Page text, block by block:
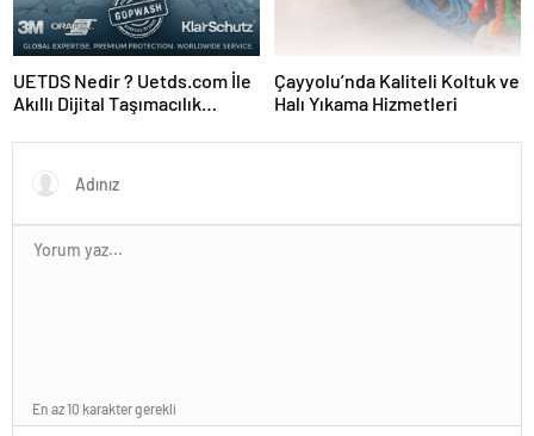
UETDS Nedir ? Uetds.com İle
Akıllı Dijital Taşımacılık
Çayyolu’nda Kaliteli Koltuk ve
Halı Yıkama Hizmetleri
En az 10 karakter gerekli